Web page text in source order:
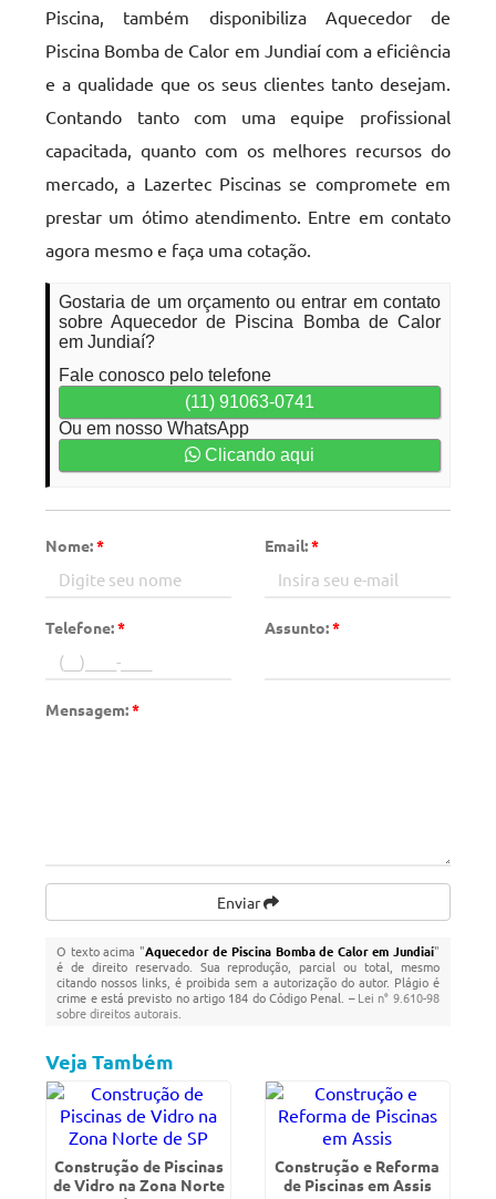
Piscina, também disponibiliza Aquecedor de
Piscina Bomba de Calor em Jundiaí com a eficiência
e a qualidade que os seus clientes tanto desejam.
Contando tanto com uma equipe profissional
capacitada, quanto com os melhores recursos do
mercado, a Lazertec Piscinas se compromete em
prestar um ótimo atendimento. Entre em contato
agora mesmo e faça uma cotação.
Gostaria de um orçamento ou entrar em contato
sobre Aquecedor de Piscina Bomba de Calor
em Jundiaí?
Fale conosco pelo telefone
(11) 91063-0741
Ou em nosso WhatsApp
Clicando aqui
Nome:* Email:*
Telefone:* Assunto:*
Mensagem:*
Enviar
O texto acima "Aquecedor de Piscina Bomba de Calor em Jundiaí"
é de direito reservado. Sua reprodução, parcial ou total, mesmo
citando nossos links, é proibida sem a autorização do autor. Plágio é
crime e está previsto no artigo 184 do Código Penal. –Lei n° 9.610-98
sobre direitos autorais
Veja Também
Construção de Piscinas
de Vidro na Zona Norte
Construção e Reforma
de Piscinas em Assis